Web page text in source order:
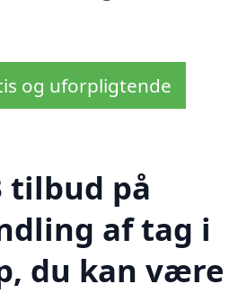
og uforpligtende
tilbud på
af tag i
du kan være